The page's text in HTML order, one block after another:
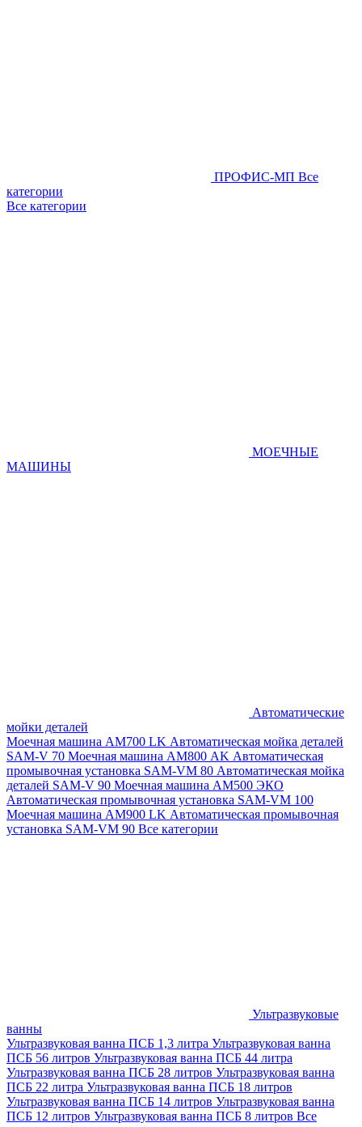
ПРОФИС-МП Все
категории
Все категории
МОЕЧНЫЕ
МАШИНЫ
Автоматические
мойки деталей
Моечная машина AM700 LK Автоматическая мойка деталей
SAM-V 70 Моечная машина АМ800 AK Автоматическая
промывочная установка SAM-VM 80 Автоматическая мойка
деталей SAM-V 90 Моечная машина АМ500 ЭКО
Автоматическая промывочная установка SAM-VM 100
Моечная машина AM900 LK Автоматическая промывочная
установка SAM-VM 90 Все категории
Ультразвуковые
ванны
Ультразвуковая ванна ПСБ 1,3 литра Ультразвуковая ванна
ПСБ 56 литров Ультразвуковая ванна ПСБ 44 литра
Ультразвуковая ванна ПСБ 28 литров Ультразвуковая ванна
ПСБ 22 литра Ультразвуковая ванна ПСБ 18 литров
Ультразвуковая ванна ПСБ 14 литров Ультразвуковая ванна
ПСБ 12 литров Ультразвуковая ванна ПСБ 8 литров Все